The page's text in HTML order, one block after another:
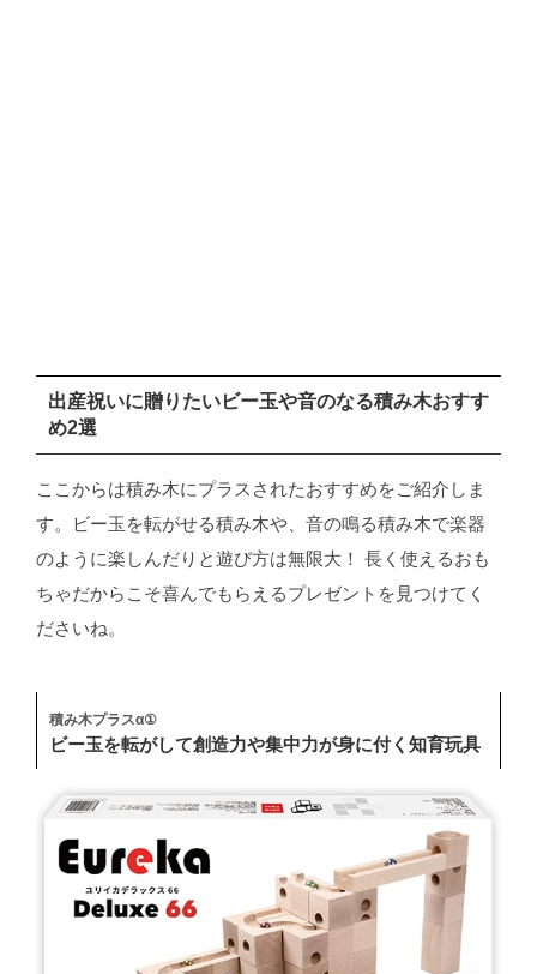
出産祝いに贈りたいビー玉や音のなる積み木おすす
め2選
ここからは積み木にプラスされたおすすめをご紹介しま
す。ビー玉を転がせる積み木や、音の鳴る積み木で楽器
のように楽しんだりと遊び方は無限大！ 長く使えるおも
ちゃだからこそ喜んでもらえるプレゼントを見つけてく
ださいね。
積み木プラスα①
ビー玉を転がして創造力や集中力が身に付く知育玩具